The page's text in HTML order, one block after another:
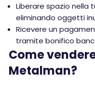
Liberare spazio nella
eliminando oggetti
Ricevere un
tramite bonifico
Come
Metalman?